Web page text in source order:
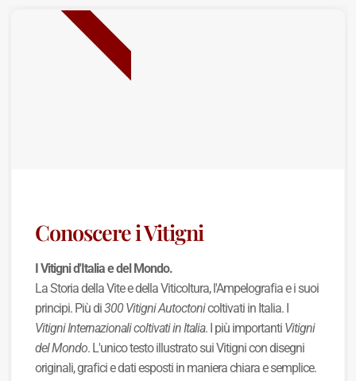
Conoscere i Vitigni
I Vitigni d'Italia e del Mondo.
La Storia della Vite e della Viticoltura, l'Ampelografia e i suoi
principi. Più di300 Vitigni Autoctonicoltivati in Italia. I
Vitigni Internazionali coltivati in Italia. I più importanti Vitigni
del Mondo. L'unico testo illustrato sui Vitigni con disegni
originali, grafici e dati esposti in maniera chiara e semplice.
NUOVA USCITA